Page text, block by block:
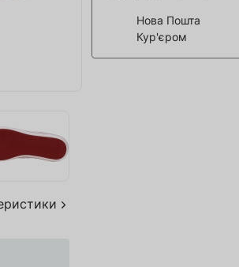
Нова Пошта
Кур'єром